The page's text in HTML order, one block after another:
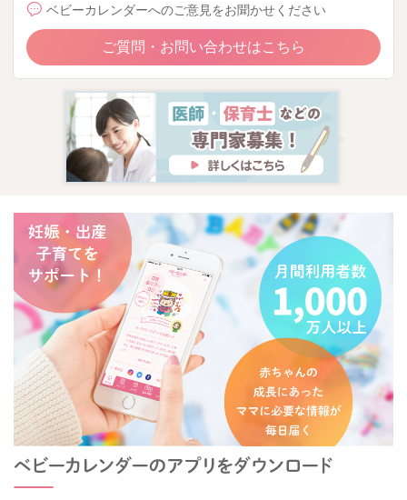
ベビーカレンダーへのご意見をお聞かせください
ご質問・お問い合わせはこちら